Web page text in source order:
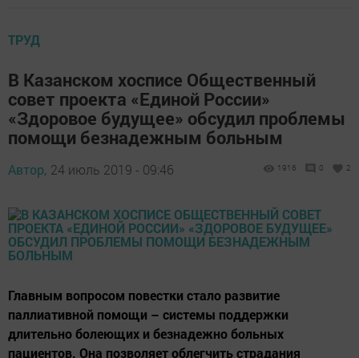
ТРУД
В Казанском хосписе Общественный
совет проекта «Единой России»
«Здоровое будущее» обсудил проблемы
помощи безнадежным больным
Автор, 24 июль 2019 - 09:46 1916 0 2
Главным вопросом повестки стало развитие
паллиативной помощи – системы поддержки
длительно болеющих и безнадежно больных
пациентов. Она позволяет облегчить страдания